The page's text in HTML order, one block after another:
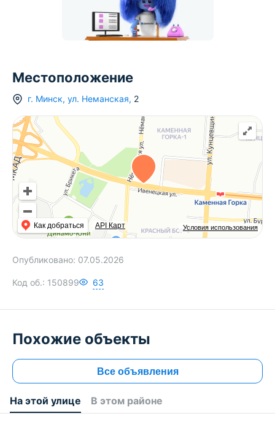
Местоположение
г. Минск, ул. Неманская, 2
Условия использования
Как добраться API Карт
Опубликовано: 07.05.2026
Код об.: 150899 63
Похожие объекты
Все объявления
На этой улице В этом районе